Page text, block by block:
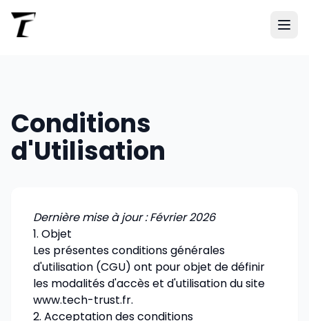
Conditions
d'Utilisation
Dernière mise à jour : Février 2026
1. Objet
Les présentes conditions générales
d'utilisation (CGU) ont pour objet de définir
les modalités d'accès et d'utilisation du site
www.tech-trust.fr.
2. Acceptation des conditions